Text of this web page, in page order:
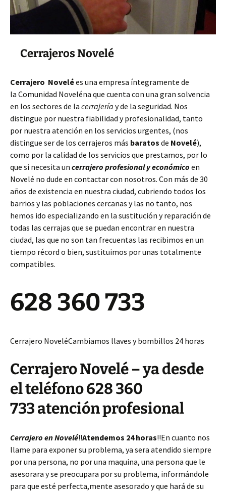
Cerrajeros Novelé
Cerrajero Novelées una empresa íntegramente de
la Comunidad Noveléna que cuenta con una gran solvencia
en los sectores de la cerrajería y de la seguridad. Nos
distingue por nuestra fiabilidad y profesionalidad, tanto
por nuestra atención en los servicios urgentes, (nos
distingue ser de los cerrajeros más baratos de Novelé),
como por la calidad de los servicios que prestamos, por lo
que si necesita un cerrajero profesional y económico en
Novelé no dude en contactar con nosotros. Con más de 30
años de existencia en nuestra ciudad, cubriendo todos los
barrios y las poblaciones cercanas y las no tanto, nos
hemos ido especializando en la sustitución y reparación de
todas las cerrajas que se puedan encontrar en nuestra
ciudad, las que no son tan frecuentas las recibimos en un
tiempo récord o bien, sustituimos por unas totalmente
compatibles.
628 360 733
Cerrajero NoveléCambiamos llaves y bombillos 24 horas
Cerrajero Novelé – ya desde
el teléfono 628 360
733 atención profesional
Cerrajero en Novelé!!Atendemos 24 horas!!En cuanto nos
llame para exponer su problema, ya sera atendido siempre
por una persona, no por una maquina, una persona que le
asesorara y se preocupara por su problema, informándole
para que esté perfecta,mente asesorado y que hará de su